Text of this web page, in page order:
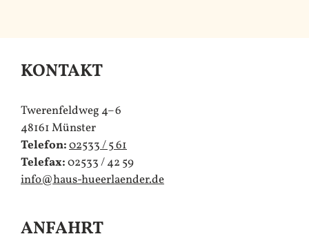
KONTAKT
Twerenfeldweg 4–6
48161 Münster
Telefon:02533 / 5 61
Telefax:02533 / 42 59
info@haus-hueerlaender.de
ANFAHRT